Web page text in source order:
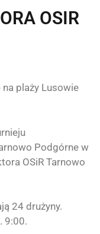
OSIR
plaży Lusowie
Podgórne w
OSiR Tarnowo
24 drużyny.
9:00.